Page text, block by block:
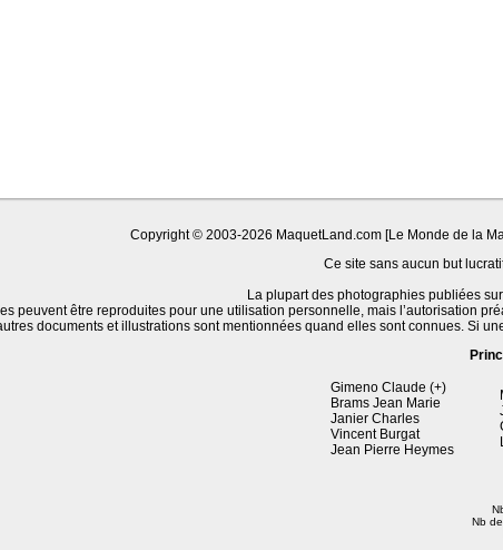
Copyright © 2003-2026 MaquetLand.com [Le Monde de la
Ce site sans aucun but
La plupart des photographies publiées
peuvent être reproduites pour une utilisation personnelle, mais l’autorisation
documents et illustrations sont mentionnées quand elles sont connues. Si
Gimeno Claude (+)
Brams Jean Marie
Janier Charles
Vincent Burgat
Jean Pierre Heymes
Nb